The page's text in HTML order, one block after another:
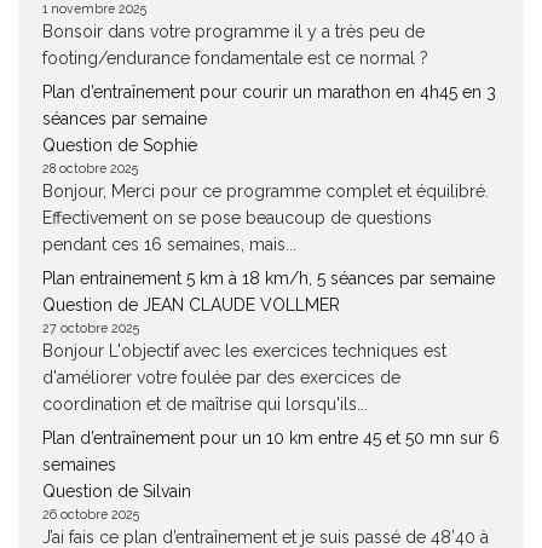
1 novembre 2025
Bonsoir dans votre programme il y a très peu de
footing/endurance fondamentale est ce normal ?
Plan d’entraînement pour courir un marathon en 4h45 en 3
séances par semaine
Question de Sophie
28 octobre 2025
Bonjour, Merci pour ce programme complet et équilibré.
Effectivement on se pose beaucoup de questions
pendant ces 16 semaines, mais...
Plan entrainement 5 km à 18 km/h, 5 séances par semaine
Question de JEAN CLAUDE VOLLMER
27 octobre 2025
Bonjour L'objectif avec les exercices techniques est
d'améliorer votre foulée par des exercices de
coordination et de maîtrise qui lorsqu'ils...
Plan d’entraînement pour un 10 km entre 45 et 50 mn sur 6
semaines
Question de Silvain
26 octobre 2025
J’ai fais ce plan d’entraînement et je suis passé de 48’40 à